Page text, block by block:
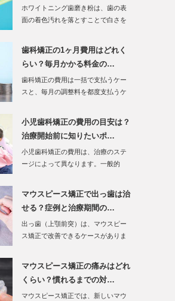
ホワイトニング歯磨き粉は、歯の表
面の着色汚れを落とすことで白さを
歯科矯正の1ヶ月費用はどれく
らい？毎月かかる料金の…
歯科矯正の費用は一括で支払うケー
スと、毎月の調整料を都度支払うケ
小児歯科矯正の費用の目安は？
治療開始前に知りたいポ…
小児歯科矯正の費用は、治療のステ
ージによって異なります。一般的
マウスピース矯正で出っ歯は治
せる？症例と治療期間の…
出っ歯（上顎前突）は、マウスピー
ス矯正で改善できるケースがありま
マウスピース矯正の痛みはどれ
くらい？慣れるまでの対…
マウスピース矯正では、新しいマウ